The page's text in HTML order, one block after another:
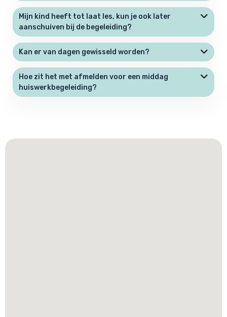
Mijn kind heeft tot laat les, kun je ook later
aanschuiven bij de begeleiding?
Kan er van dagen gewisseld worden?
Hoe zit het met afmelden voor een middag
huiswerkbegeleiding?